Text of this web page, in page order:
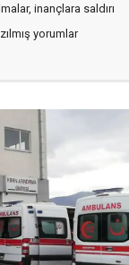
inançlara saldırı
yorumlar